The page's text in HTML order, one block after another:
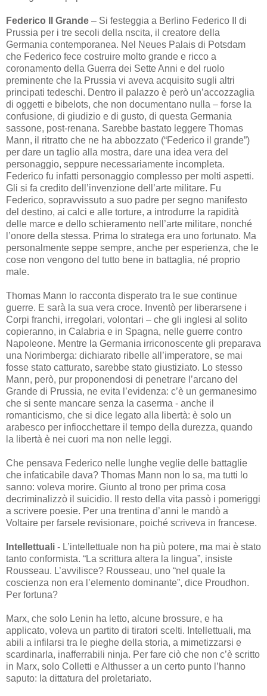
Federico Il Grande – Si festeggia a Berlino Federico II di
Prussia per i tre secoli della nscita, il creatore della
Germania contemporanea. Nel Neues Palais di Potsdam
che Federico fece costruire molto grande e ricco a
coronamento della Guerra dei Sette Anni e del ruolo
preminente che la Prussia vi aveva acquisito sugli altri
principati tedeschi. Dentro il palazzo è però un’accozzaglia
di oggetti e bibelots, che non documentano nulla – forse la
confusione, di giudizio e di gusto, di questa Germania
sassone, post-renana. Sarebbe bastato leggere Thomas
Mann, il ritratto che ne ha abbozzato (“Federico il grande”)
per dare un taglio alla mostra, dare una idea vera del
personaggio, seppure necessariamente incompleta.
Federico fu infatti personaggio complesso per molti aspetti.
Gli si fa credito dell’invenzione dell’arte militare. Fu
Federico, sopravvissuto a suo padre per segno manifesto
del destino, ai calci e alle torture, a introdurre la rapidità
delle marce e dello schieramento nell’arte militare, nonché
l’onore della stessa. Prima lo stratega era uno fortunato. Ma
personalmente seppe sempre, anche per esperienza, che le
cose non vengono del tutto bene in battaglia, né proprio
male.
Thomas Mann lo racconta disperato tra le sue continue
guerre. E sarà la sua vera croce. Inventò per liberarsene i
Corpi franchi, irregolari, volontari – che gli inglesi al solito
copieranno, in Calabria e in Spagna, nelle guerre contro
Napoleone. Mentre la Germania irriconoscente gli preparava
una Norimberga: dichiarato ribelle all’imperatore, se mai
fosse stato catturato, sarebbe stato giustiziato. Lo stesso
Mann, però, pur proponendosi di penetrare l’arcano del
Grande di Prussia, ne evita l’evidenza: c’è un germanesimo
che si sente mancare senza la caserma - anche il
romanticismo, che si dice legato alla libertà: è solo un
arabesco per infiocchettare il tempo della durezza, quando
la libertà è nei cuori ma non nelle leggi.
Che pensava Federico nelle lunghe veglie delle battaglie
che infaticabile dava? Thomas Mann non lo sa, ma tutti lo
sanno: voleva morire. Giunto al trono per prima cosa
decriminalizzò il suicidio. Il resto della vita passò i pomeriggi
a scrivere poesie. Per una trentina d’anni le mandò a
Voltaire per farsele revisionare, poiché scriveva in francese.
Intellettuali - L’intellettuale non ha più potere, ma mai è stato
tanto conformista. “La scrittura altera la lingua”, insiste
Rousseau. L’avvilisce? Rousseau, uno “nel quale la
coscienza non era l’elemento dominante”, dice Proudhon.
Per fortuna?
Marx, che solo Lenin ha letto, alcune brossure, e ha
applicato, voleva un partito di tiratori scelti. Intellettuali, ma
abili a infilarsi tra le pieghe della storia, a mimetizzarsi e
scardinarla, inafferrabili ninja. Per fare ciò che non c’è scritto
in Marx, solo Colletti e Althusser a un certo punto l’hanno
saputo: la dittatura del proletariato.